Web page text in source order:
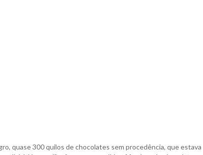
quase 300 quilos de chocolates sem procedência, que estava